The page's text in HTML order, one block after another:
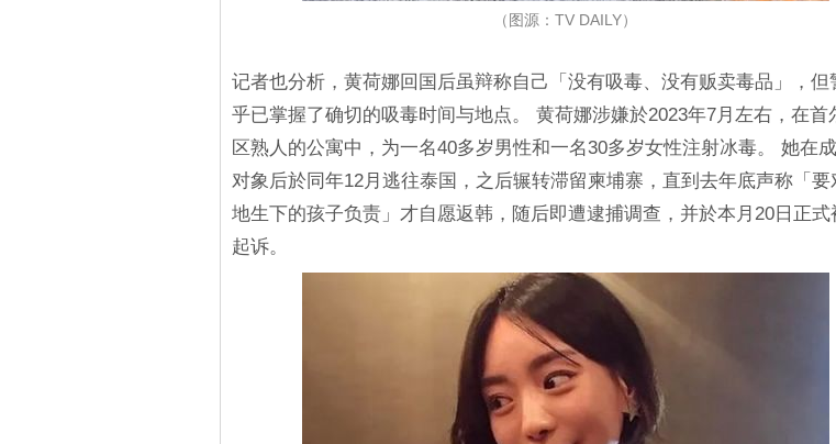
（图源：TV DAILY）
记者也分析，黄荷娜回国后虽辩称自己「没有吸毒、没有贩卖毒品」，但
乎已掌握了确切的吸毒时间与地点。 黄荷娜涉嫌於2023年7月左右，在首
区熟人的公寓中，为一名40多岁男性和一名30多岁女性注射冰毒。 她在
对象后於同年12月逃往泰国，之后辗转滞留柬埔寨，直到去年底声称「要
地生下的孩子负责」才自愿返韩，随后即遭逮捕调查，并於本月20日正式
起诉。